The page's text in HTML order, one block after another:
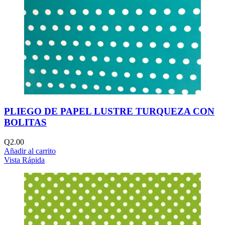
PLIEGO DE PAPEL LUSTRE TURQUEZA CON
BOLITAS
Q2.00
Añadir al carrito
Vista Rápida